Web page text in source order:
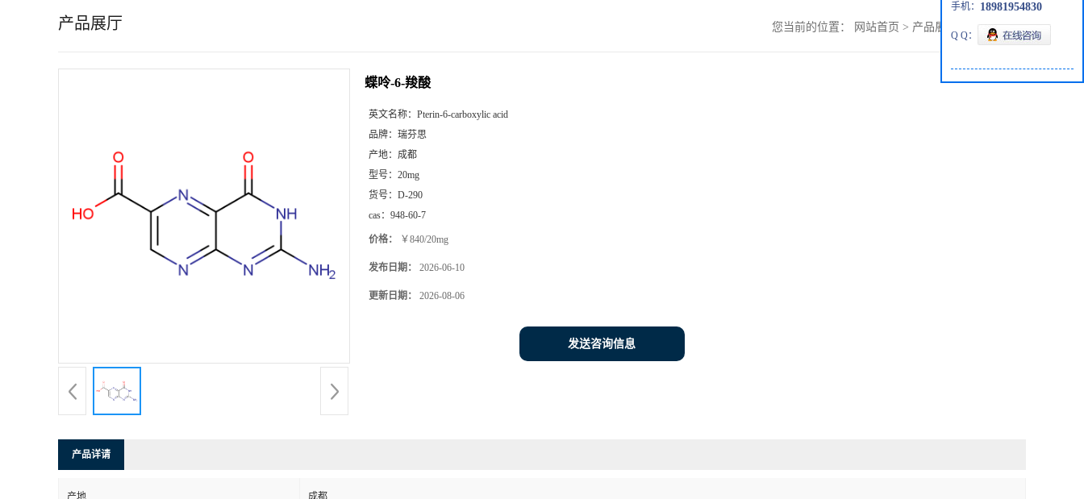
产品展厅 您当前的位置： 网站首页 > 产品展厅 蝶呤-6-羧酸
蝶呤-6-羧酸
英文名称： Pterin-6-carboxylic acid
品牌： 瑞芬思
产地： 成都
型号： 20mg
货号： D-290
cas： 948-60-7
价格： ￥840/20mg
发布日期： 2026-06-10
更新日期： 2026-08-06
发送咨询信息
产品详请
产地 成都
手机： 18981954830
Q Q：